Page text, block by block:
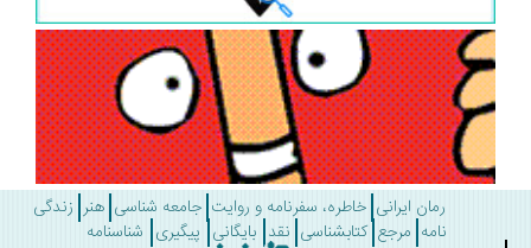
رمان ایرانی خاطره، سفرنامه و روایت جامعه شناسی هنر زندگی
مرجع کتابشناسی نقد بایگانی پیگیری شناسنامه